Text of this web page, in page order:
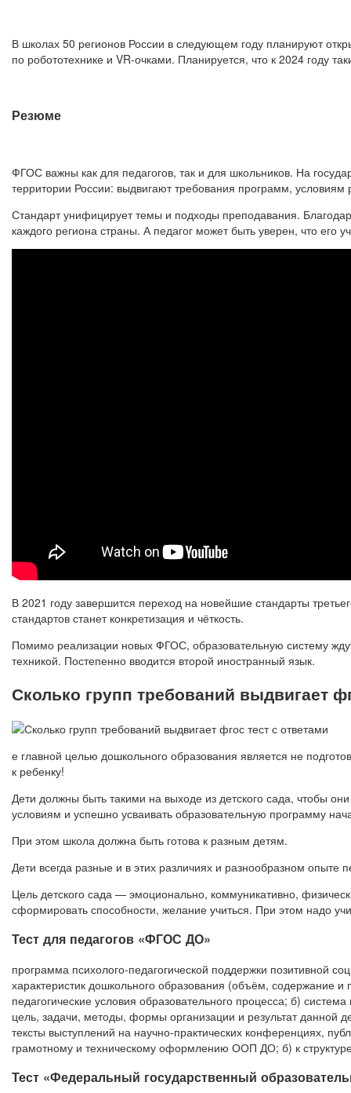
В школах 50 регионов России в следующем году планируют
по робототехнике и VR-очками. Планируется, что к 2024 году
Резюме
ФГОС важны как для педагогов, так и для школьников. На
территории России: выдвигают требования программ,
Стандарт унифицирует темы и подходы преподавания.
каждого региона страны. А педагог может быть уверен, что
В 2021 году завершится переход на новейшие стандарты
стандартов станет конкретизация и чёткость.
Помимо реализации новых ФГОС, образовательную систему
техникой. Постепенно вводится второй иностранный язык.
Сколько групп требований выдвигает
е главной целью дошкольного образования является не
к ребенку!
Дети должны быть такими на выходе из детского сада, чтобы
условиям и успешно усваивать образовательную программу
При этом школа должна быть готова к разным детям.
Дети всегда разные и в этих различиях и разнообразном
Цель детского сада — эмоционально, коммуникативно,
сформировать способности, желание учиться. При этом надо
Тест для педагогов «ФГОС ДО»
программа психолого-педагогической поддержки позитивной
характеристик дошкольного образования (объём, содержание
педагогические условия образовательного процесса; б)
цель, задачи, методы, формы организации и результат данной
тексты выступлений на научно-практических конференциях,
грамотному и техническому оформлению ООП ДО; б) к
Тест «Федеральный государственный